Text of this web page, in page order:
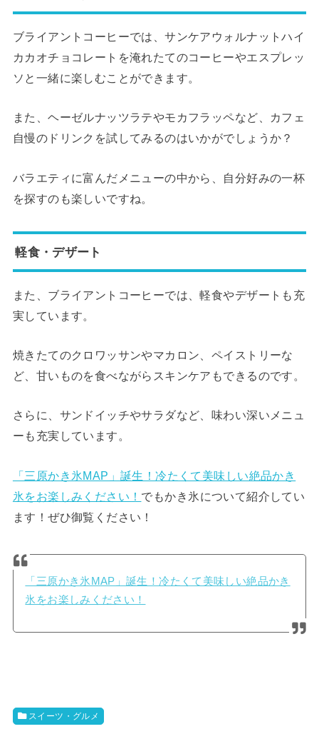
ブライアントコーヒーでは、サンケアウォルナットハイ
カカオチョコレートを淹れたてのコーヒーやエスプレッ
ソと一緒に楽しむことができます。
また、ヘーゼルナッツラテやモカフラッペなど、カフェ
自慢のドリンクを試してみるのはいかがでしょうか？
バラエティに富んだメニューの中から、自分好みの一杯
を探すのも楽しいですね。
軽食・デザート
また、ブライアントコーヒーでは、軽食やデザートも充
実しています。
焼きたてのクロワッサンやマカロン、ペイストリーな
ど、甘いものを食べながらスキンケアもできるのです。
さらに、サンドイッチやサラダなど、味わい深いメニュ
ーも充実しています。
「三原かき氷MAP」誕生！冷たくて美味しい絶品かき
氷をお楽しみください！ でもかき氷について紹介してい
ます！ぜひ御覧ください！
「三原かき氷MAP」誕生！冷たくて美味しい絶品かき
氷をお楽しみください！
スイーツ・グルメ